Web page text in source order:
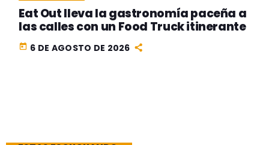
Eat Out lleva la gastronomía paceña a
las calles con un Food Truck itinerante
today 6 DE AGOSTO DE 2026